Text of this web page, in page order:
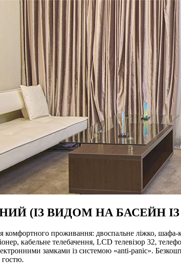
(ІЗ ВИДОМ НА БАСЕЙН
проживання: двоспальне ліжко, шафа-
кабельне телебачення, LCD телевізор 32,
замками із системою «anti-panic».
гостю.